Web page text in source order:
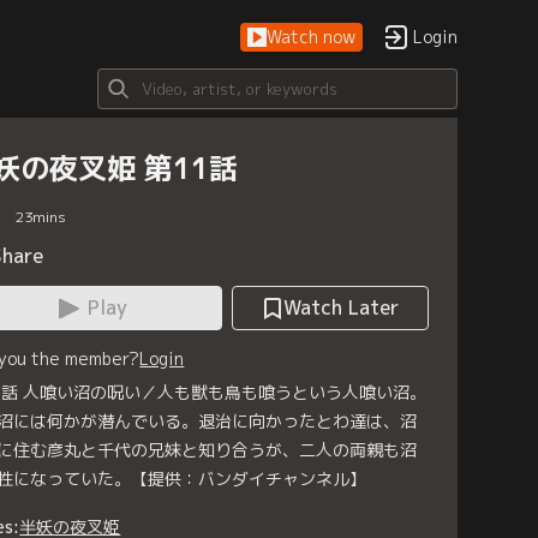
Watch now Login
の夜叉姫 第11話
23mins
Play
Watch Later
the member?Login
人喰い沼の呪い／人も獣も鳥も喰うという人喰い沼。
には何かが潜んでいる。退治に向かったとわ達は、沼
住む彦丸と千代の兄妹と知り合うが、二人の両親も沼
になっていた。【提供：バンダイチャンネル】
半妖の夜叉姫